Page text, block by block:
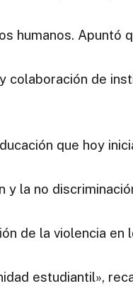
humanos. Apuntó
colaboración de
que hoy
y la no
de la violencia en
estudiantil»,